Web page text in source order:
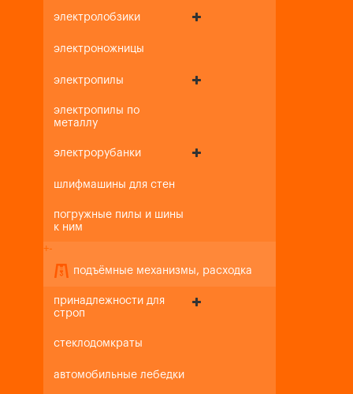
электролобзики
электроножницы
электропилы
электропилы по
металлу
электрорубанки
шлифмашины для стен
погружные пилы и шины
к ним
+-
подъёмные механизмы, расходка
принадлежности для
строп
стеклодомкраты
автомобильные лебедки